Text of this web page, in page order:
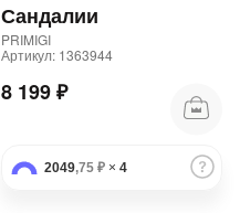
Сандалии
PRIMIGI
Артикул: 1363944
8 199 ₽
2049,75 ₽ × 4